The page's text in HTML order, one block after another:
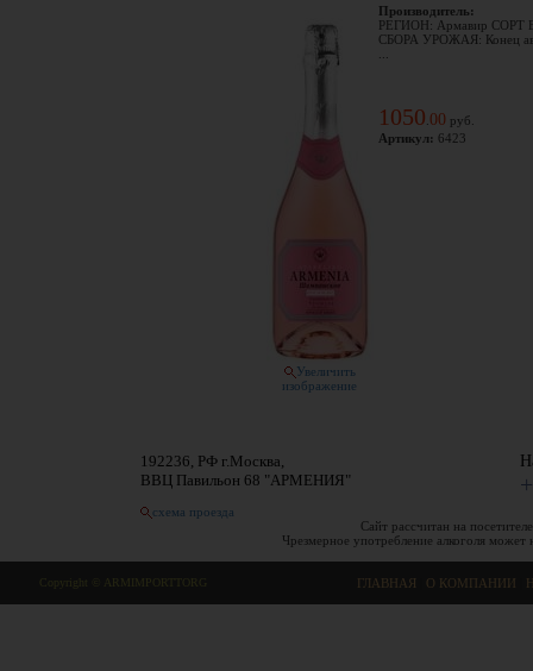
Увеличить
изображение
Производитель:
РЕГИОН: Армавир СОРТ
СБОРА УРОЖАЯ: Конец
1050 00 руб.
Артикул: 6423
192236, РФ г.Москва,
ВВЦ Павильон 68 "АРМЕНИЯ"
схема проезда
Сайт рассчитан на
Чрезмерное употребление алкоголя
Copyright © ARMIMPORTTORG ГЛАВНАЯ О КОМПАНИИ